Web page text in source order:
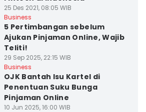
25 Des 2021, 08:05 WIB
Business
5 Pertimbangan sebelum
Ajukan Pinjaman Online, Wajib
Teliti!
29 Sep 2025, 22:15 WIB
Business
OJK Bantah Isu Kartel di
Penentuan Suku Bunga
Pinjaman Online
10 Jun 2025, 16:00 WIB